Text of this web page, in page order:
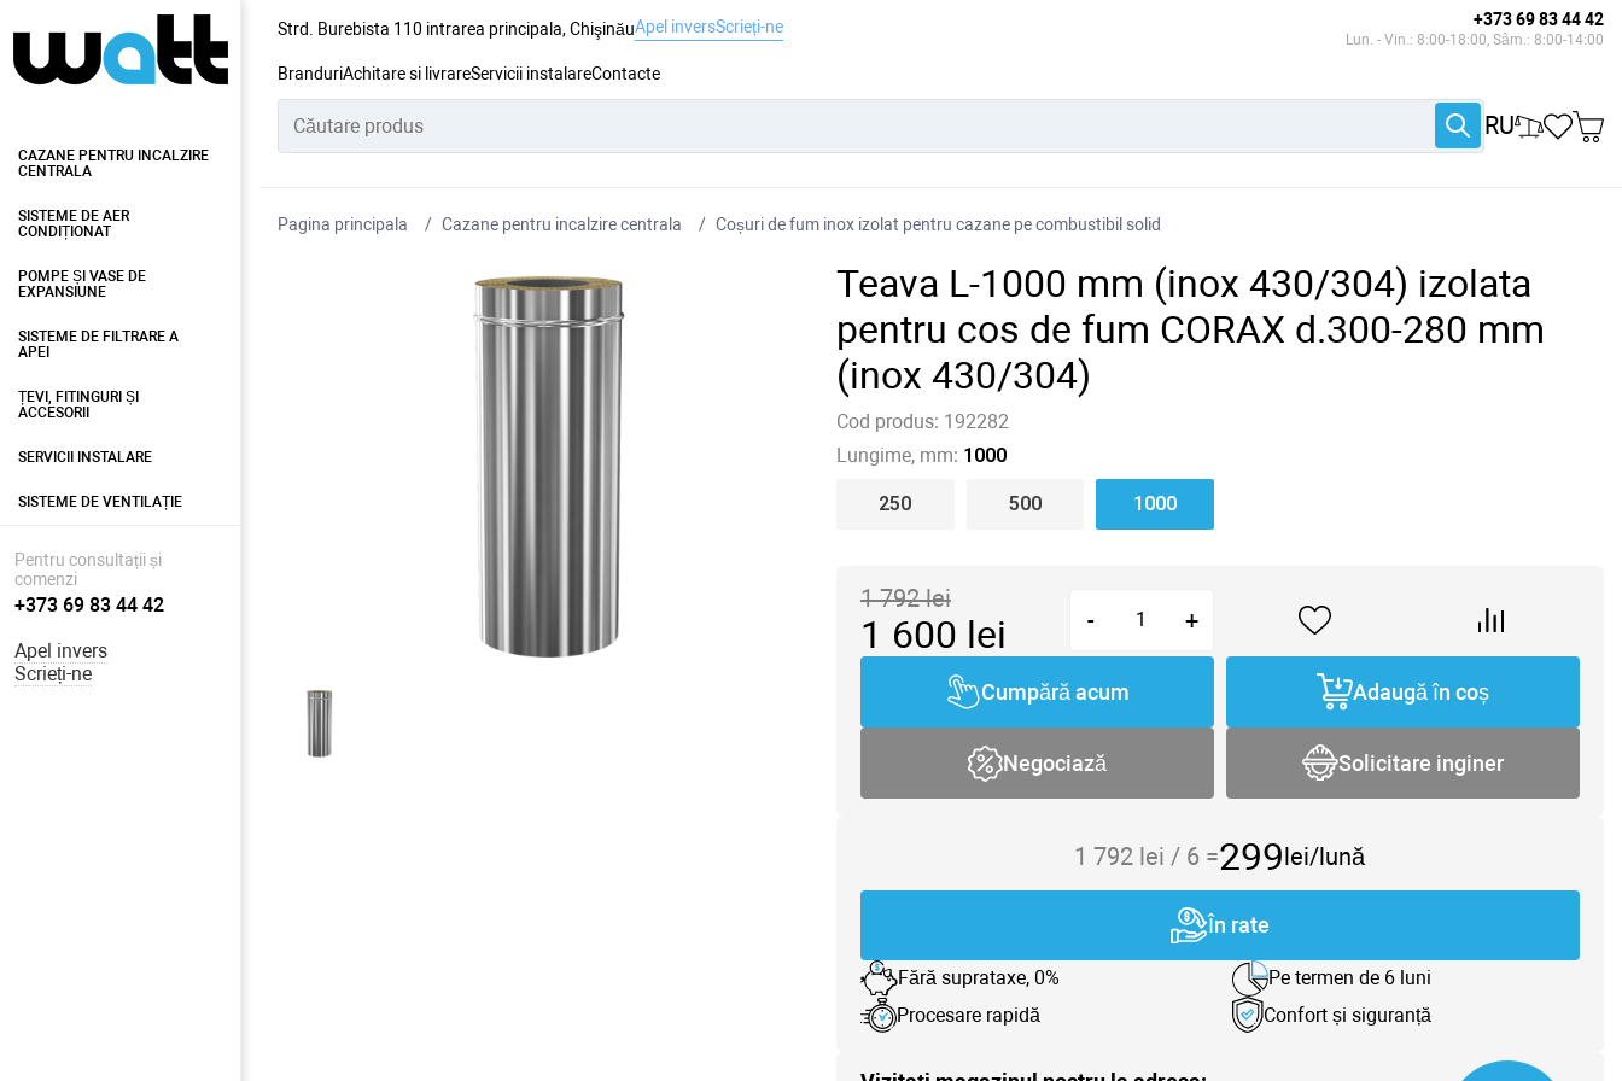
Strd. Burebista 110 intrarea principala, ChişinăuApel inversScrieți-ne +373 69 83 44 42
Lun. - Vin.: 8:00-18:00, Sâm.: 8:00-14:00
BranduriAchitare si livrareServicii instalareContacte
RU
CAZANE PENTRU INCALZIRE
CENTRALA
SISTEME DE AER
CONDIȚIONAT
POMPE ȘI VASE DE
EXPANSIUNE
SISTEME DE FILTRARE A
APEI
ȚEVI, FITINGURI ȘI
ACCESORII
SERVICII INSTALARE
SISTEME DE VENTILAȚIE
Pentru consultații și
comenzi
+373 69 83 44 42
Apel invers
Scrieți-ne
Pagina principala Cazane pentru incalzire centrala Coșuri de fum inox izolat pentru cazane pe combustibil solid
Teava L-1000 mm (inox 430/304) izolata
pentru cos de fum CORAX d.300-280 mm
(inox 430/304)
Cod produs: 192282
Lungime, mm: 1000
250 500 1000
1 792lei
1 600 lei - +
Cumpără acum Adaugă în coș
Negociază Solicitare inginer
1 792 lei / 6 =299lei/lună
În rate
Fără suprataxe, 0%
Pe termen de 6 luni
Procesare rapidă
Confort și siguranță